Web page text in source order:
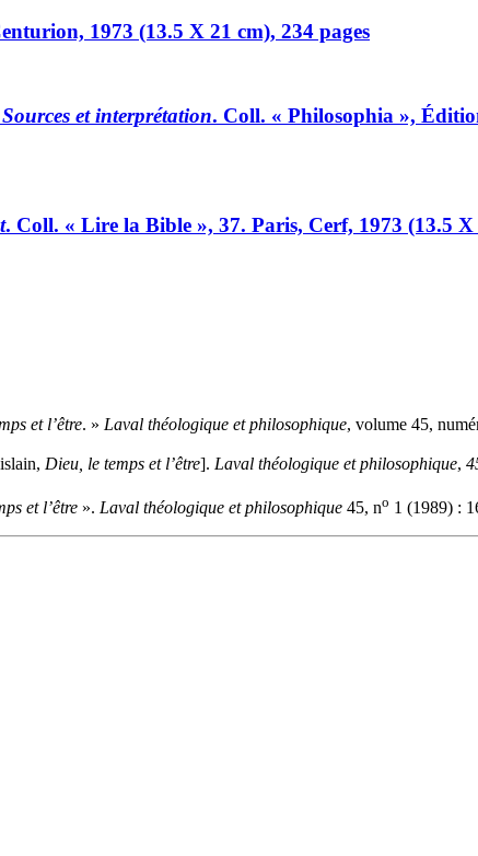
1973 (13.5 X 21 cm), 234 pages
et interprétation. Coll. « Philosophia »,
. Coll. « Lire la Bible », 37. Paris, Cerf, 1973 (13.5 X
et l’être. » Laval théologique et philosophique, volume 45,
Dieu, le temps et l’être]. Laval théologique et philosophique,
et l’être ». Laval théologique et philosophique 45, no 1 (1989) :